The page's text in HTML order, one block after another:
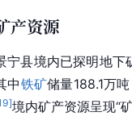
产资源
宁县境内已探明地下
中铁矿储量188.1万
]境内矿产资源呈现“